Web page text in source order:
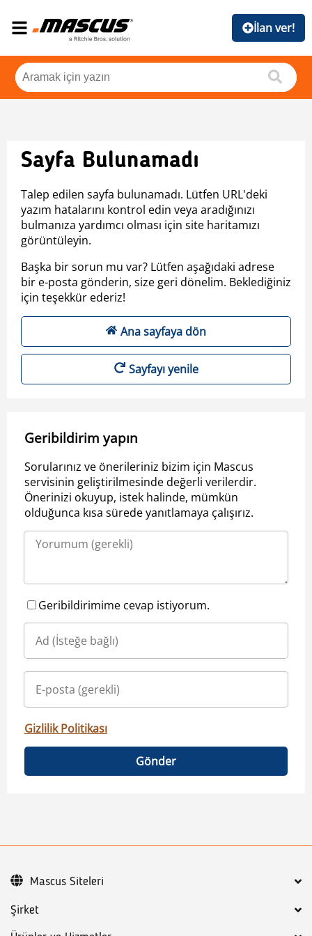
İlan ver!
Sayfa Bulunamadı
Talep edilen sayfa bulunamadı. Lütfen URL'deki
yazım hatalarını kontrol edin veya aradığınızı
bulmanıza yardımcı olması için site haritamızı
görüntüleyin.
Başka bir sorun mu var? Lütfen aşağıdaki adrese
bir e-posta gönderin, size geri dönelim. Beklediğiniz
için teşekkür ederiz!
Ana sayfaya dön
Sayfayı yenile
Geribildirim yapın
Sorularınız ve önerileriniz bizim için Mascus
servisinin geliştirilmesinde değerli verilerdir.
Önerinizi okuyup, istek halinde, mümkün
olduğunca kısa sürede yanıtlamaya çalışırız.
Geribildirimime cevap istiyorum.
Gizlilik Politikası
Gönder
Şirket
Mascus Siteleri